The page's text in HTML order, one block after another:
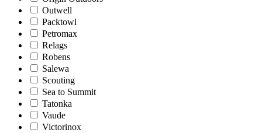
Outwell
Packtowl
Petromax
Relags
Robens
Salewa
Scouting
Sea to Summit
Tatonka
Vaude
Victorinox